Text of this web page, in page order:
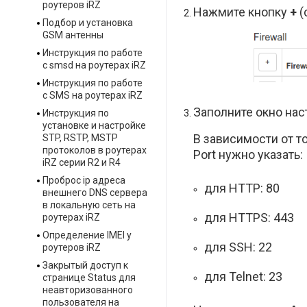
роутеров iRZ
Подбор и установка
GSM антенны
Инструкция по работе
с smsd на роутерах iRZ
Инструкция по работе
с SMS на роутерах iRZ
Инструкция по
установке и настройке
STP, RSTP, MSTP
протоколов в роутерах
iRZ серии R2 и R4
Проброс ip адреса
внешнего DNS сервера
в локальную сеть на
роутерах iRZ
Определение IMEI у
роутеров iRZ
Закрытый доступ к
странице Status для
неавторизованного
пользователя на
Нажмите кнопку +
Заполните окно
В зависимости от
Port нужно указать:
для HTTP: 80
для HTTPS: 443
для SSH: 22
для Telnet: 23